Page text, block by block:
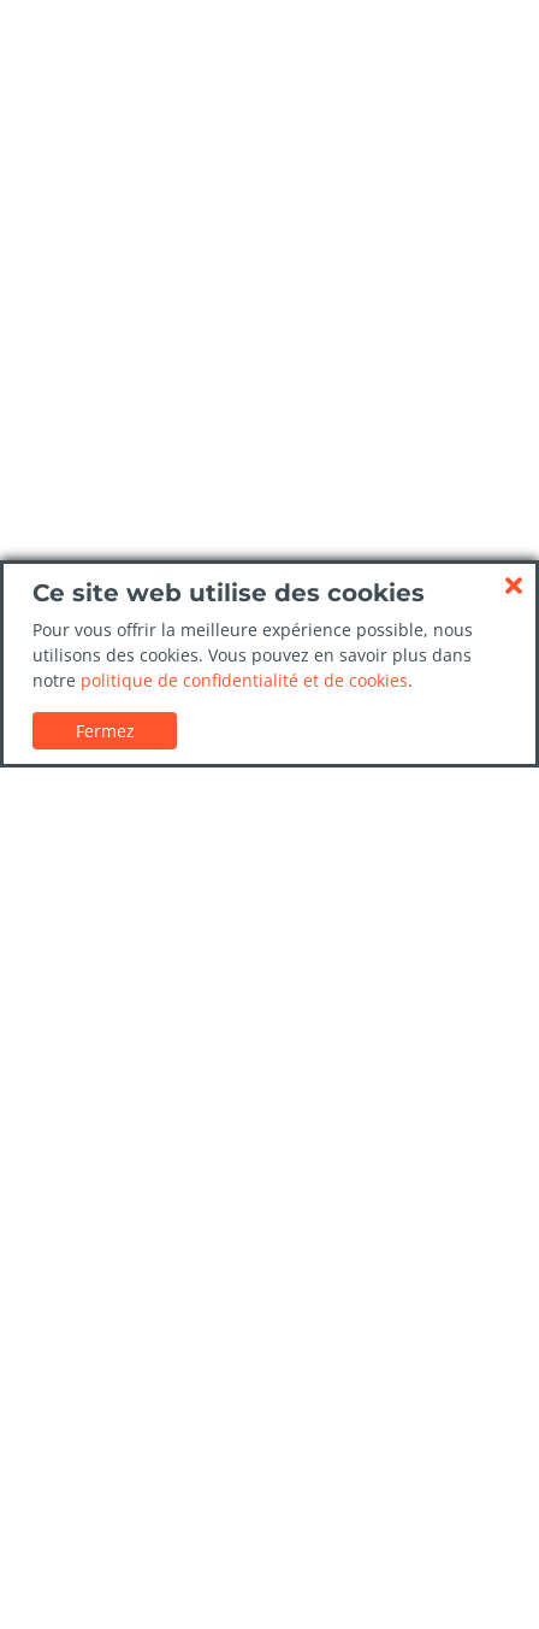
Ce site web utilise des cookies
Pour vous offrir la meilleure expérience possible, nous
utilisons des cookies. Vous pouvez en savoir plus dans
notre politique de confidentialité et de cookies.
Fermez